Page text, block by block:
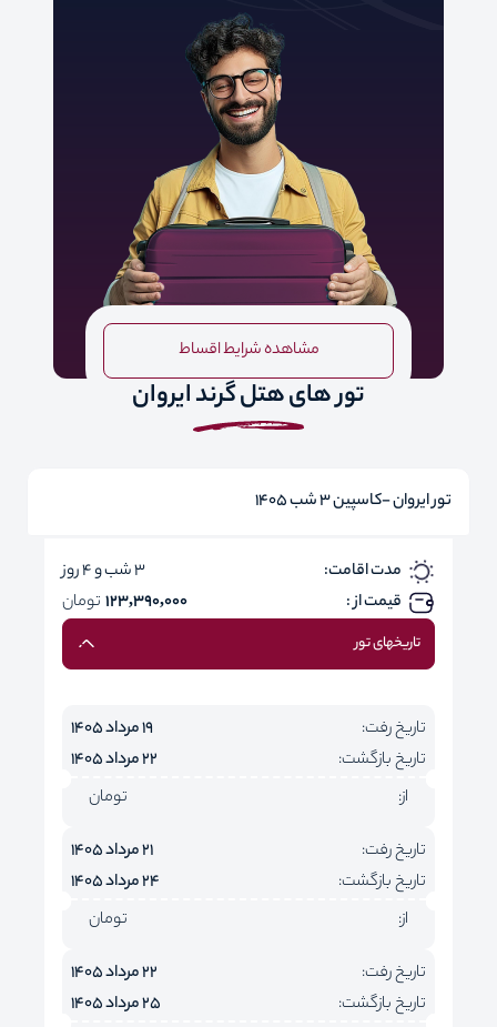
مشاهده شرایط اقساط
تور های هتل گرند ایروان
تور ایروان -کاسپین 3 شب 1405
مدت اقامت:
3 شب و 4 روز
قیمت از :
123,390,000 تومان
تاریخهای تور
تاریخ رفت:
19 مرداد 1405
تاریخ بازگشت:
22 مرداد 1405
از:
تومان
تاریخ رفت:
21 مرداد 1405
تاریخ بازگشت:
24 مرداد 1405
از:
تومان
تاریخ رفت:
22 مرداد 1405
تاریخ بازگشت:
25 مرداد 1405